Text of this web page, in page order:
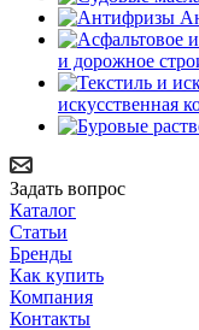
и дорожное
искусственная
Задать вопрос
Каталог
Статьи
Бренды
Как купить
Компания
Контакты